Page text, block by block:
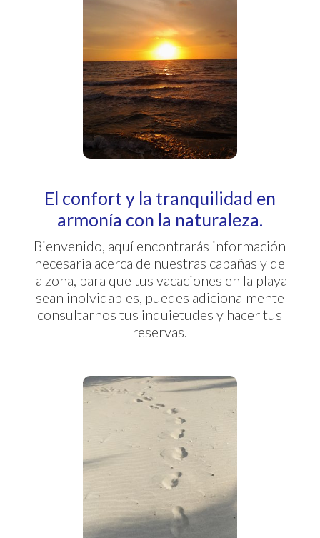
El confort y la tranquilidad en
armonía con la naturaleza.
Bienvenido, aquí encontrarás información
necesaria acerca de nuestras cabañas y de
la zona, para que tus vacaciones en la playa
sean inolvidables, puedes adicionalmente
consultarnos tus inquietudes y hacer tus
reservas.